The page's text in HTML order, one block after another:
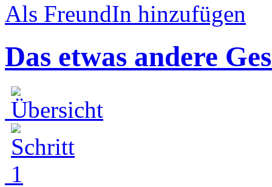
Als FreundIn hinzufügen
Das etwas andere